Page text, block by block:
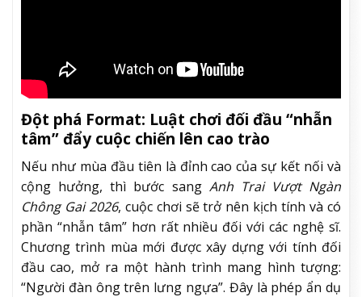
Đột phá Format: Luật chơi đối đầu “nhẫn
tâm” đẩy cuộc chiến lên cao trào
Nếu như mùa đầu tiên là đỉnh cao của sự kết nối và
cộng hưởng, thì bước sang Anh Trai Vượt Ngàn
Chông Gai 2026, cuộc chơi sẽ trở nên kịch tính và có
phần “nhẫn tâm” hơn rất nhiều đối với các nghệ sĩ.
Chương trình mùa mới được xây dựng với tính đối
đầu cao, mở ra một hành trình mang hình tượng:
“Người đàn ông trên lưng ngựa”. Đây là phép ẩn dụ